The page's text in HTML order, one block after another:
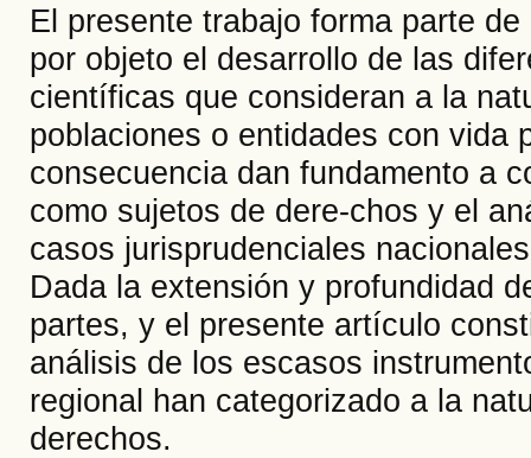
El presente trabajo forma parte
por objeto el desarrollo de las
científicas que consideran a la
poblaciones o entidades con vida
consecuencia dan fundamento a
como sujetos de dere-chos y el
casos jurisprudenciales
Dada la extensión y profundidad
partes, y el presente artículo
análisis de los escasos
regional han categorizado a la
derechos.